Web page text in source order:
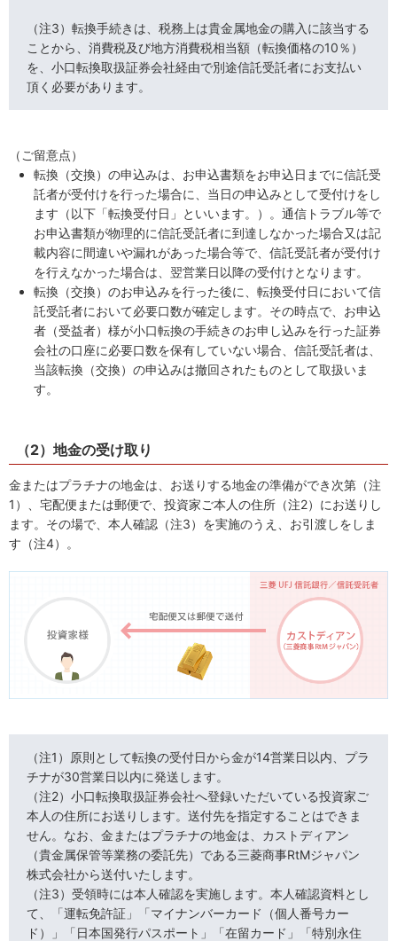
（注3）転換手続きは、税務上は貴金属地金の購入に該当する
ことから、消費税及び地方消費税相当額（転換価格の10％）
を、小口転換取扱証券会社経由で別途信託受託者にお支払い
頂く必要があります。
（ご留意点）
転換（交換）の申込みは、お申込書類をお申込日までに信託受
託者が受付けを行った場合に、当日の申込みとして受付けをし
ます（以下「転換受付日」といいます。）。通信トラブル等で
お申込書類が物理的に信託受託者に到達しなかった場合又は記
載内容に間違いや漏れがあった場合等で、信託受託者が受付け
を行えなかった場合は、翌営業日以降の受付けとなります。
転換（交換）のお申込みを行った後に、転換受付日において信
託受託者において必要口数が確定します。その時点で、お申込
者（受益者）様が小口転換の手続きのお申し込みを行った証券
会社の口座に必要口数を保有していない場合、信託受託者は、
当該転換（交換）の申込みは撤回されたものとして取扱いま
す。
（2）地金の受け取り
金またはプラチナの地金は、お送りする地金の準備ができ次第（注
1）、宅配便または郵便で、投資家ご本人の住所（注2）にお送りし
ます。その場で、本人確認（注3）を実施のうえ、お引渡しをしま
す（注4）。
（注1）原則として転換の受付日から金が14営業日以内、プラ
チナが30営業日以内に発送します。
（注2）小口転換取扱証券会社へ登録いただいている投資家ご
本人の住所にお送りします。送付先を指定することはできま
せん。なお、金またはプラチナの地金は、カストディアン
（貴金属保管等業務の委託先）である三菱商事RtMジャパン
株式会社から送付いたします。
（注3）受領時には本人確認を実施します。本人確認資料とし
て、「運転免許証」「マイナンバーカード（個人番号カー
ド）」「日本国発行パスポート」「在留カード」「特別永住